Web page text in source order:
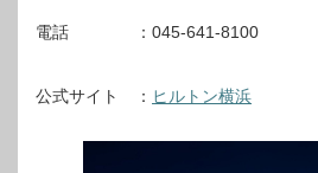
電話 ：045‐641‐8100
公式サイト ： ヒルトン横浜